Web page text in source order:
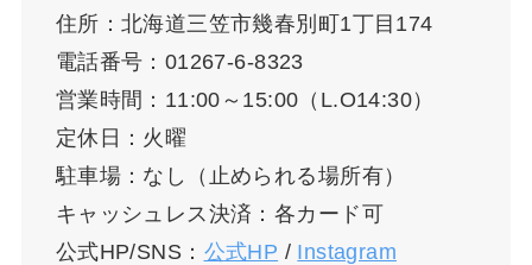
住所：北海道三笠市幾春別町1丁目174
電話番号：01267-6-8323
営業時間：11:00～15:00（L.O14:30）
定休日：火曜
駐車場：なし（止められる場所有）
キャッシュレス決済：各カード可
公式HP/SNS： 公式HP / Instagram